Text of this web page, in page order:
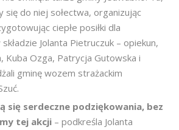
się do niej sołectwa, organizując
ciepłe posiłki dla
Jolanta Pietruczuk – opiekun,
Kuba Ozga, Patrycja Gutowska i
gminę wozem strażackim
się serdeczne podziękowania, bez
tej akcji – podkreśla Jolanta